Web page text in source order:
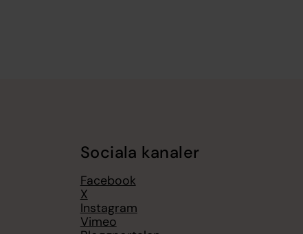
Sociala kanaler
Facebook
X
Instagram
Vimeo